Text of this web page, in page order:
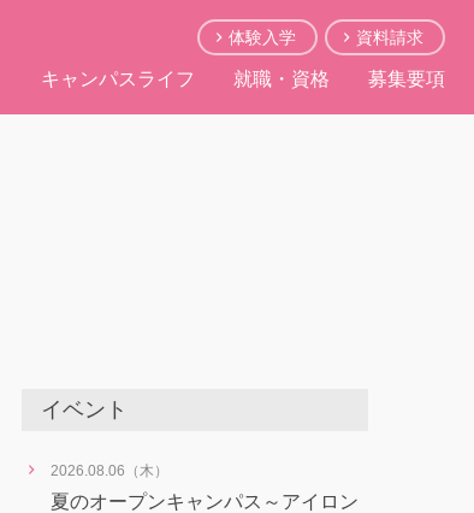
体験入学 資料請求
キャンパスライフ 就職・資格 募集要項
イベント
2026.08.06（木）
夏のオープンキャンパス～アイロン